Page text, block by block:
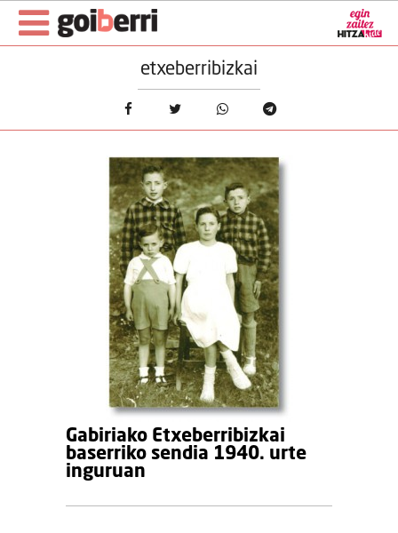
etxeberribizkai
Gabiriako Etxeberribizkai
baserriko sendia 1940. urte
inguruan